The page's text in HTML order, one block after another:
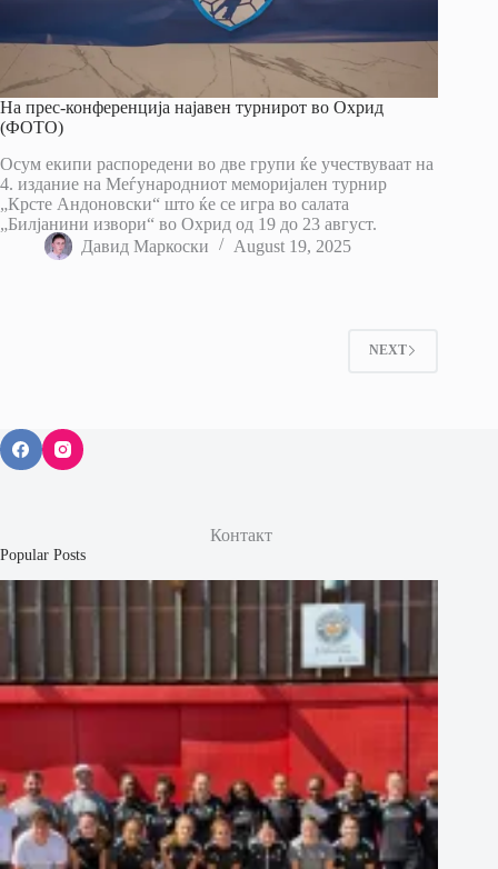
На прес-конференција најавен турнирот во Охрид
(ФОТО)
Осум екипи распоредени во две групи ќе учествуваат на
4. издание на Меѓународниот меморијален турнир
„Крсте Андоновски“ што ќе се игра во салата
„Билјанини извори“ во Охрид од 19 до 23 август.
Давид Маркоски
August 19, 2025
NEXT
Контакт
Popular Posts